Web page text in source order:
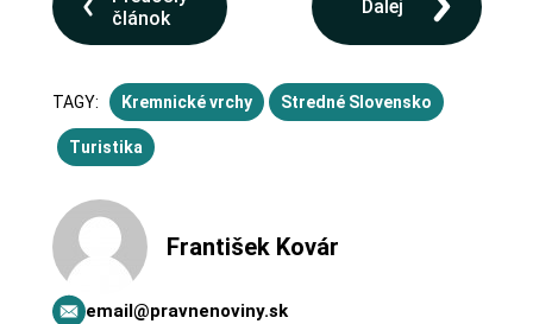
článok
Ďalej
TAGY: Kremnické vrchy Stredné Slovensko
Turistika
František Kovár
email@pravnenoviny.sk